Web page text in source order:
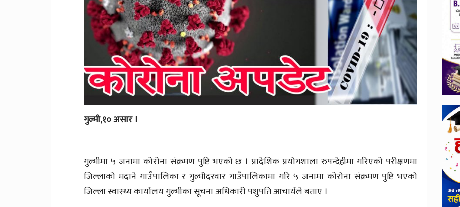
गुल्मी,१० असार ।
गुल्मीमा ५ जनामा कोरोना संक्रमण पुष्टि भएको छ । प्रादेशिक प्रयोगशाला रुपन्देहीमा गरिएको परीक्षणमा
जिल्लाको मदाने गाउँपालिका र गुल्मीदरवार गाउँपालिकामा गरि ५ जनामा कोरोना संक्रमण पुष्टि भएको
जिल्ला स्वास्थ्य कार्यालय गुल्मीका सूचना अधिकारी पशुपति आचार्यले बताए ।